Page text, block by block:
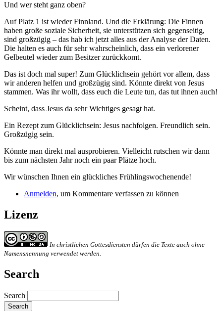
Und wer steht ganz oben?
Auf Platz 1 ist wieder Finnland. Und die Erklärung: Die Finnen
haben große soziale Sicherheit, sie unterstützen sich gegenseitig,
sind großzügig – das hab ich jetzt alles aus der Analyse der Daten.
Die halten es auch für sehr wahrscheinlich, dass ein verlorener
Gelbeutel wieder zum Besitzer zurückkomt.
Das ist doch mal super! Zum Glücklichsein gehört vor allem, dass
wir anderen helfen und großzügig sind. Könnte direkt von Jesus
stammen. Was ihr wollt, dass euch die Leute tun, das tut ihnen auch!
Scheint, dass Jesus da sehr Wichtiges gesagt hat.
Ein Rezept zum Glücklichsein: Jesus nachfolgen. Freundlich sein.
Großzügig sein.
Könnte man direkt mal ausprobieren. Vielleicht rutschen wir dann
bis zum nächsten Jahr noch ein paar Plätze hoch.
Wir wünschen Ihnen ein glückliches Frühlingswochenende!
Anmelden, um Kommentare verfassen zu können
Lizenz
In christlichen Gottesdiensten dürfen die Texte auch ohne
Namensnennung verwendet werden.
Search
Search